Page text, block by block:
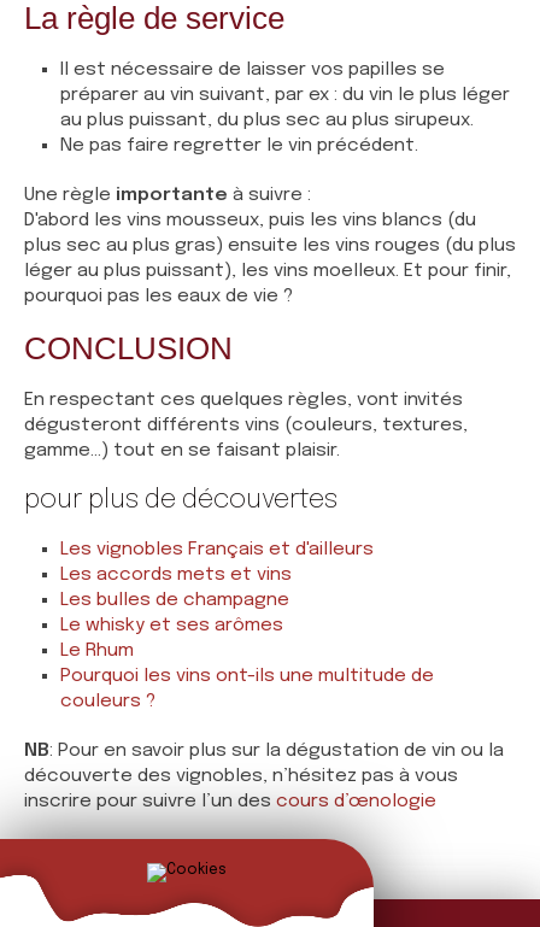
La règle de service
Il est nécessaire de laisser vos papilles se
préparer au vin suivant, par ex : du vin le plus léger
au plus puissant, du plus sec au plus sirupeux.
Ne pas faire regretter le vin précédent.
Une règle importante à suivre :
D'abord les vins mousseux, puis les vins blancs (du
plus sec au plus gras) ensuite les vins rouges (du plus
léger au plus puissant), les vins moelleux. Et pour finir,
pourquoi pas les eaux de vie ?
CONCLUSION
En respectant ces quelques règles, vont invités
dégusteront différents vins (couleurs, textures,
gamme...) tout en se faisant plaisir.
pour plus de découvertes
Les vignobles Français et d'ailleurs
Les accords mets et vins
Les bulles de champagne
Le whisky et ses arômes
Le Rhum
Pourquoi les vins ont-ils une multitude de
couleurs ?
NB: Pour en savoir plus sur la dégustation de vin ou la
découverte des vignobles, n’hésitez pas à vous
inscrire pour suivre l’un des cours d’œnologie